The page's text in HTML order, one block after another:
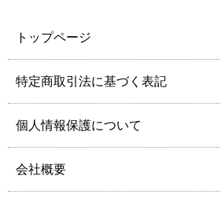
トップページ
特定商取引法に基づく表記
個人情報保護について
会社概要